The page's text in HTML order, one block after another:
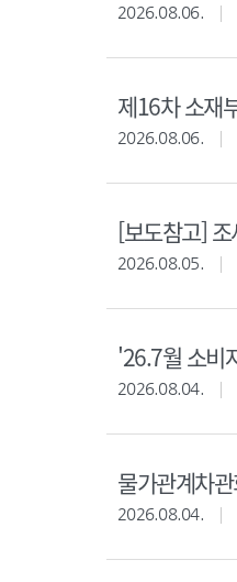
2026.08.06.
제16차 소재
2026.08.06.
[보도참고]
2026.08.05.
'26.7월 소비
2026.08.04.
물가관계차
2026.08.04.